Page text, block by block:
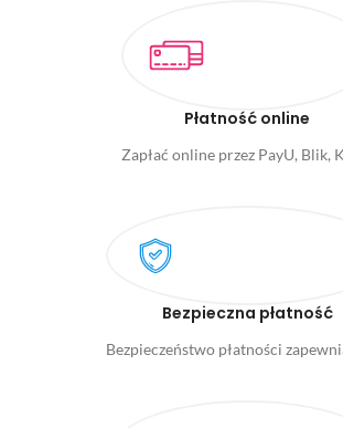
Płatność online
Zapłać online przez PayU, Blik,
Bezpieczna płatność
Bezpieczeństwo płatności